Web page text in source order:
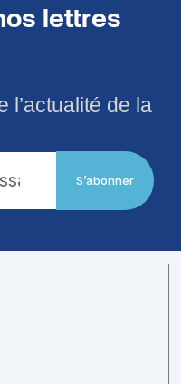
lettres
l’actualité de la
S’abonner